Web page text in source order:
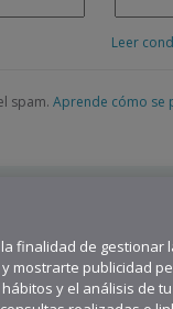
Leer
spam. Aprende cómo se
finalidad de gestionar
mostrarte publicidad
y el análisis de tu